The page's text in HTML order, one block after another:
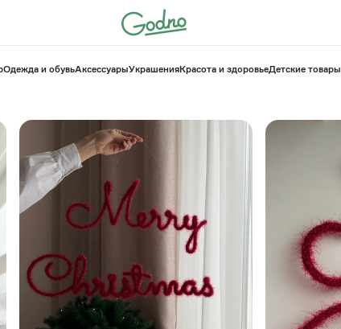
Одежда и обувьАксессуарыУкрашенияКрасота и здоровье⁠Детские товары